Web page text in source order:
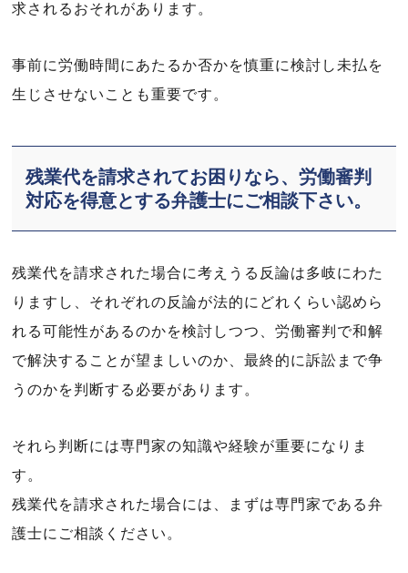
求されるおそれがあります。
事前に労働時間にあたるか否かを慎重に検討し未払を
生じさせないことも重要です。
残業代を請求されてお困りなら、労働審判
対応を得意とする弁護士にご相談下さい。
残業代を請求された場合に考えうる反論は多岐にわた
りますし、それぞれの反論が法的にどれくらい認めら
れる可能性があるのかを検討しつつ、労働審判で和解
で解決することが望ましいのか、最終的に訴訟まで争
うのかを判断する必要があります。
それら判断には専門家の知識や経験が重要になりま
す。
残業代を請求された場合には、まずは専門家である弁
護士にご相談ください。